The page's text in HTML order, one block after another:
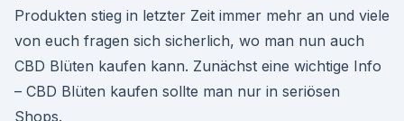
Produkten stieg in letzter Zeit immer mehr an und viele
von euch fragen sich sicherlich, wo man nun auch
CBD Blüten kaufen kann. Zunächst eine wichtige Info
– CBD Blüten kaufen sollte man nur in seriösen
Shops.